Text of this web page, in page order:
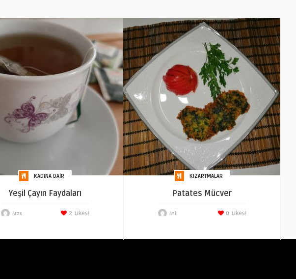
KADINA DAIR
Yeşil Çayın Faydaları
Arzu Likes!
2
KIZARTMALAR
Patates Mücver
Asli Likes!
0